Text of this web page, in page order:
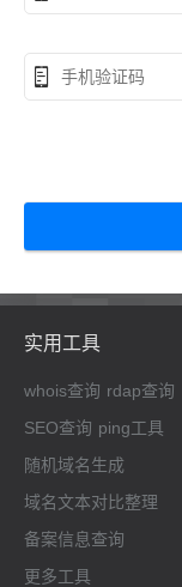

实用工具
whois查询 rdap查询
SEO查询 ping工具
随机域名生成
域名文本对比整理
备案信息查询
更多工具